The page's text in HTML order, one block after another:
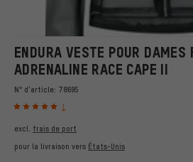
ENDURA VESTE POUR
ADRENALINE RACE CAPE II
N° d'article: 78695
1
excl. frais de port
pour la livraison vers États-Unis